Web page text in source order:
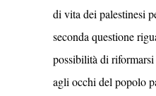
di vita dei palestinesi
seconda questione
possibilità di
agli occhi del popolo